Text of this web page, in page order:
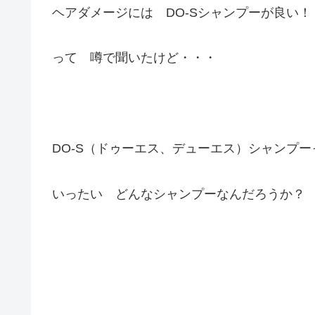
ヘアダメージには DO-Sシャンプーが良い！
って 噂で聞いたけど・・・
DO-S（ドゥーエス、デューエス）シャンプー
いったい どんなシャンプーなんだろうか？